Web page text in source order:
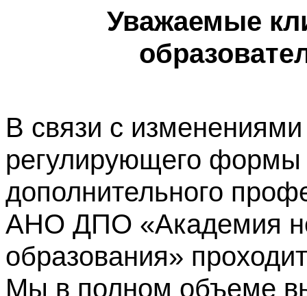
Уважаемые
В связи с изменениями
регулирующего формы
дополнительного
АНО ДПО «Академия
образования»
Мы в полном объеме